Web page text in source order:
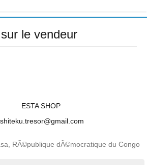
le vendeur
ESTA SHOP
RÃ©publique dÃ©mocratique du Congo